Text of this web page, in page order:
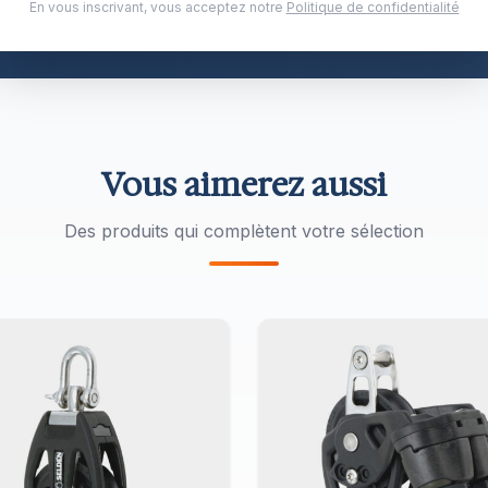
Vous aimerez aussi
Des produits qui complètent votre sélection
En vous inscrivant, vous acceptez notre Politique de confidentialité